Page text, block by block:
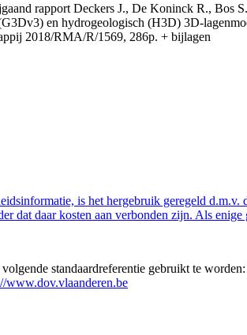
rapport Deckers J., De Koninck R.,
en hydrogeologisch (H3D) 3D-
2018/RMA/R/1569, 286p. + bijlagen
is het hergebruik geregeld
dat daar kosten aan verbonden zijn. Als
standaardreferentie gebruikt te
www.dov.vlaanderen.be